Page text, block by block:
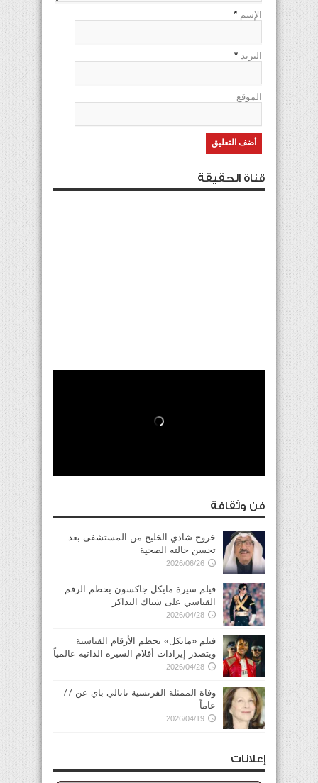
الإسم *
البريد *
الموقع
قناة الحقيقة
فن وثقافة
خروج شادي الخليج من المستشفى بعد
تحسن حالته الصحية
2026/06/26
فيلم سيرة مايكل جاكسون يحطم الرقم
القياسي على شباك التذاكر
2026/04/28
فيلم «مايكل» يحطم الأرقام القياسية
ويتصدر إيرادات أفلام السيرة الذاتية عالمياً
2026/04/28
وفاة الممثلة الفرنسية ناتالي باي عن 77
عاماً
2026/04/19
إعلانات